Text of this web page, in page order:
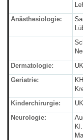
Anästhesiologie:
Dermatologie:
Geriatrie:
Kinderchirurgie:
Neurologie: